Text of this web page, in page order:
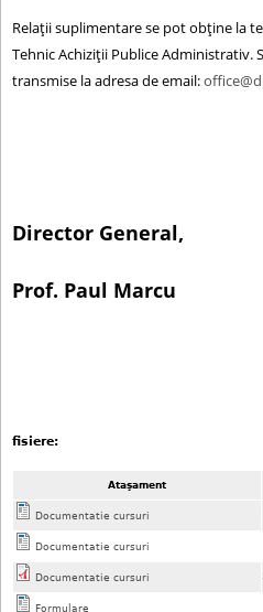
Relaţii suplimentare se pot obține la
Tehnic Achiziții Publice Administrativ.
transmise la adresa de email:
Director General,
Prof. Paul Marcu
fisiere:
Ataşament
Documentatie cursuri
Documentatie cursuri
Documentatie cursuri
Formulare